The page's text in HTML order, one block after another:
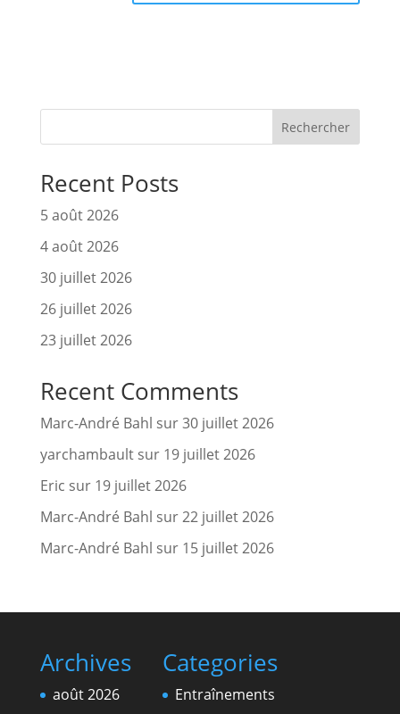
Rechercher
Recent Posts
5 août 2026
4 août 2026
30 juillet 2026
26 juillet 2026
23 juillet 2026
Recent Comments
Marc-André Bahl sur30 juillet 2026
yarchambaultsur 19 juillet 2026
Eric sur 19 juillet 2026
Marc-André Bahl sur22 juillet 2026
Marc-André Bahl sur 15 juillet 2026
Archives
août 2026
Categories
Entraînements